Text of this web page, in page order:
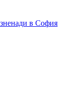
в София